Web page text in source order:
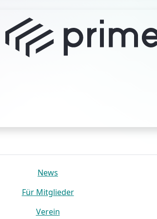
News
Für Mitglieder
Verein